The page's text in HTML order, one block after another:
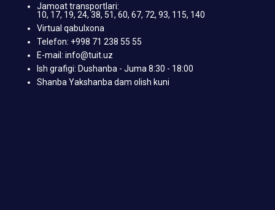
Jamoat transportlari:
10, 17, 19, 24, 38, 51, 60, 67, 72, 93, 115, 140
Virtual qabulxona
Telefon: +998 71 238 55 55
E-mail: info@tuit.uz
Ish grafigi: Dushanba - Juma 8:30 - 18:00
Shanba Yakshanba dam olish kuni